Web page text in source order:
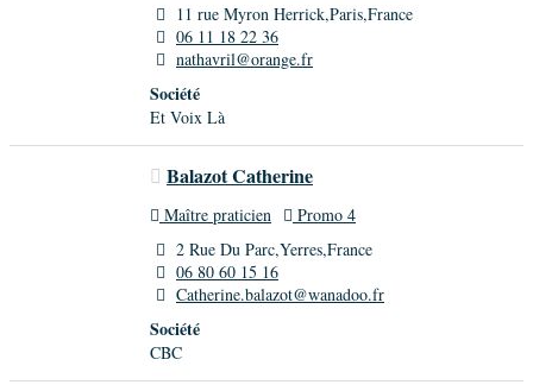
11 rue Myron Herrick,Paris,France
06 11 18 22 36
nathavril@orange.fr
Société
Et Voix Là
Balazot Catherine
Maître praticien
Promo 4
2 Rue Du Parc,Yerres,France
06 80 60 15 16
Catherine.balazot@wanadoo.fr
Société
CBC